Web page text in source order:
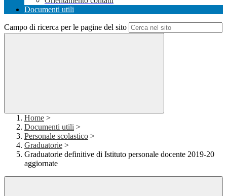
Documenti utili
Campo di ricerca per le pagine del sito
Home >
Documenti utili >
Personale scolastico >
Graduatorie >
Graduatorie definitive di Istituto personale docente 2019-20
aggiornate